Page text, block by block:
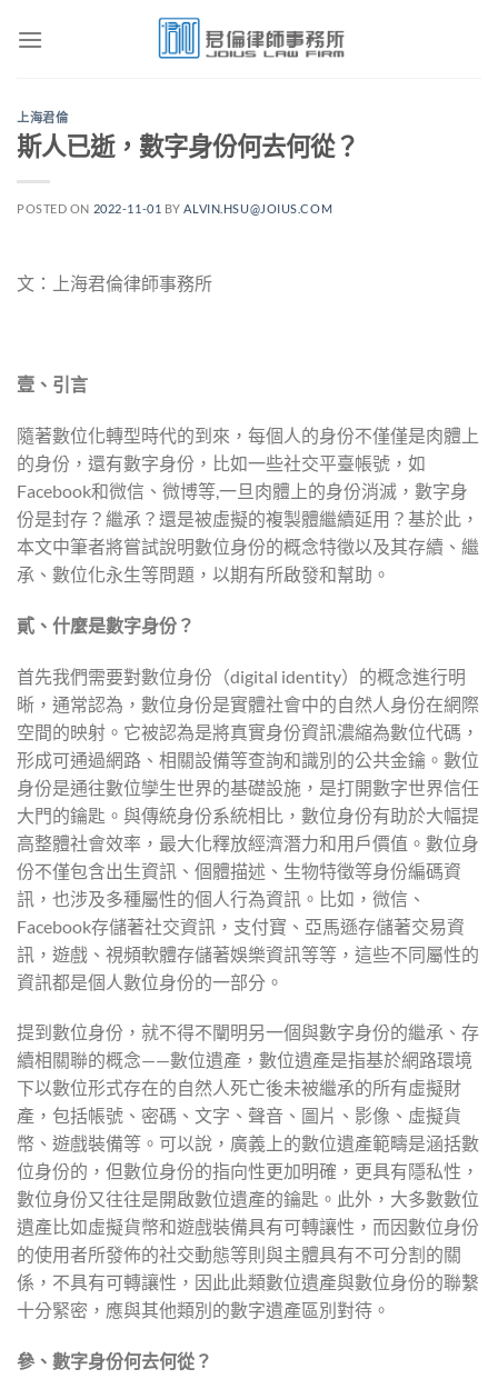
上海君倫
斯人已逝，數字身份何去何從？
POSTED ON 2022-11-01 BY ALVIN.HSU@JOIUS.COM
文：上海君倫律師事務所
壹、引言
隨著數位化轉型時代的到來，每個人的身份不僅僅是肉體上
的身份，還有數字身份，比如一些社交平臺帳號，如
Facebook和微信、微博等,一旦肉體上的身份消滅，數字身
份是封存？繼承？還是被虛擬的複製體繼續延用？基於此，
本文中筆者將嘗試說明數位身份的概念特徵以及其存續、繼
承、數位化永生等問題，以期有所啟發和幫助。
貳、什麼是數字身份？
首先我們需要對數位身份（digital identity）的概念進行明
晰，通常認為，數位身份是實體社會中的自然人身份在網際
空間的映射。它被認為是將真實身份資訊濃縮為數位代碼，
形成可通過網路、相關設備等查詢和識別的公共金鑰。數位
身份是通往數位孿生世界的基礎設施，是打開數字世界信任
大門的鑰匙。與傳統身份系統相比，數位身份有助於大幅提
高整體社會效率，最大化釋放經濟潛力和用戶價值。數位身
份不僅包含出生資訊、個體描述、生物特徵等身份編碼資
訊，也涉及多種屬性的個人行為資訊。比如，微信、
Facebook存儲著社交資訊，支付寶、亞馬遜存儲著交易資
訊，遊戲、視頻軟體存儲著娛樂資訊等等，這些不同屬性的
資訊都是個人數位身份的一部分。
提到數位身份，就不得不闡明另一個與數字身份的繼承、存
續相關聯的概念——數位遺產，數位遺產是指基於網路環境
下以數位形式存在的自然人死亡後未被繼承的所有虛擬財
產，包括帳號、密碼、文字、聲音、圖片、影像、虛擬貨
幣、遊戲裝備等。可以說，廣義上的數位遺產範疇是涵括數
位身份的，但數位身份的指向性更加明確，更具有隱私性，
數位身份又往往是開啟數位遺產的鑰匙。此外，大多數數位
遺產比如虛擬貨幣和遊戲裝備具有可轉讓性，而因數位身份
的使用者所發佈的社交動態等則與主體具有不可分割的關
係，不具有可轉讓性，因此此類數位遺產與數位身份的聯繫
十分緊密，應與其他類別的數字遺產區別對待。
參、數字身份何去何從？